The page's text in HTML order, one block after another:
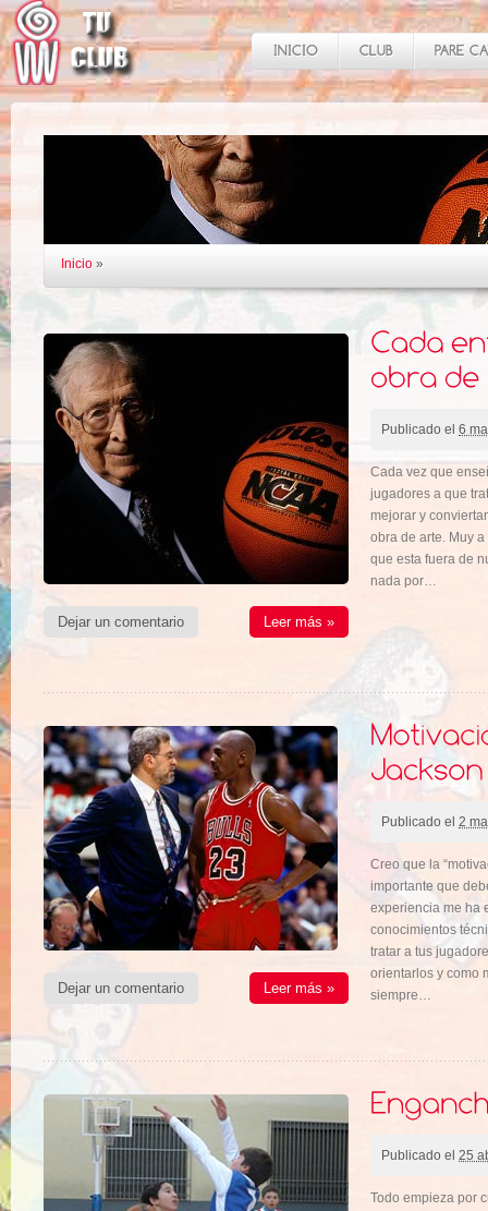
Inicio »
Dejar un comentario Leer más »
Publicado el 6
Cada vez que
jugadores a que
mejorar y
obra de arte. Muy
que esta fuera de
nada por…
Dejar un comentario Leer más »
Publicado el 2
Creo que la
importante que
experiencia me ha
conocimientos
tratar a tus
orientarlos y como
siempre…
Publicado el 25
Todo empieza por